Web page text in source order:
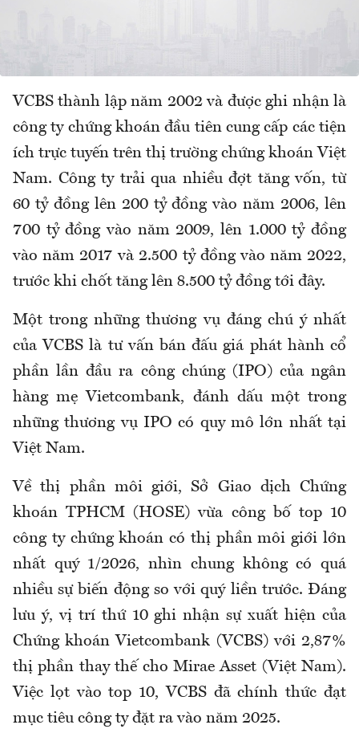
VCBS thành lập năm 2002 và được ghi nhận là
công ty chứng khoán đầu tiên cung cấp các tiện
ích trực tuyến trên thị trường chứng khoán Việt
Nam. Công ty trải qua nhiều đợt tăng vốn, từ
60 tỷ đồng lên 200 tỷ đồng vào năm 2006, lên
700 tỷ đồng vào năm 2009, lên 1.000 tỷ đồng
vào năm 2017 và 2.500 tỷ đồng vào năm 2022,
trước khi chốt tăng lên 8.500 tỷ đồng tới đây.
Một trong những thương vụ đáng chú ý nhất
của VCBS là tư vấn bán đấu giá phát hành cổ
phần lần đầu ra công chúng (IPO) của ngân
hàng mẹ Vietcombank, đánh dấu một trong
những thương vụ IPO có quy mô lớn nhất tại
Việt Nam.
Về thị phần môi giới, Sở Giao dịch Chứng
khoán TPHCM (HOSE) vừa công bố top 10
công ty chứng khoán có thị phần môi giới lớn
nhất quý 1/2026, nhìn chung không có quá
nhiều sự biến động so với quý liền trước. Đáng
lưu ý, vị trí thứ 10 ghi nhận sự xuất hiện của
Chứng khoán Vietcombank (VCBS) với 2,87%
thị phần thay thế cho Mirae Asset (Việt Nam).
Việc lọt vào top 10, VCBS đã chính thức đạt
mục tiêu công ty đặt ra vào năm 2025.